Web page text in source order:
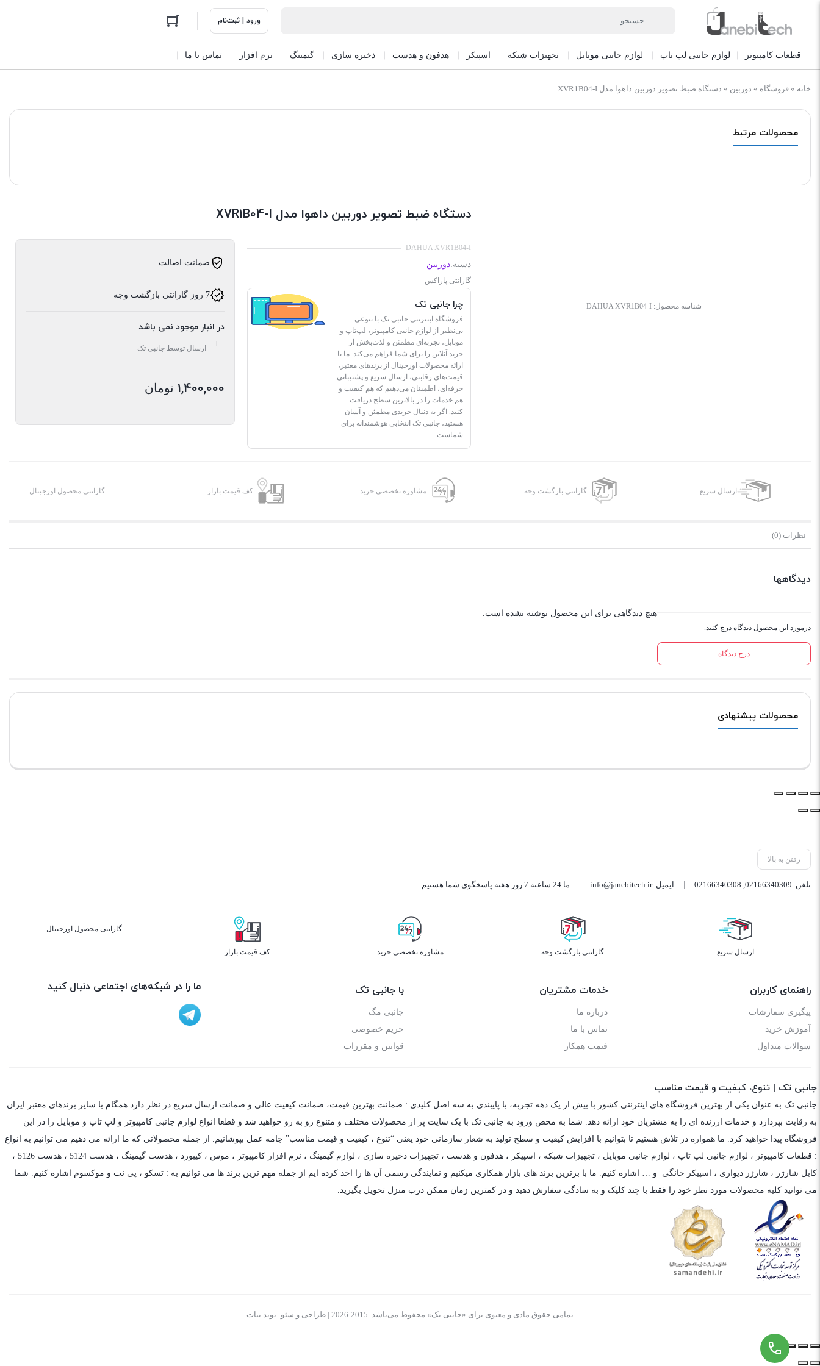
ورود | ثبت‌نام
قطعات کامپیوتر لوازم جانبی لپ تاپ لوازم جانبی موبایل تجهیزات شبکه اسپیکر هدفون و هدست ذخیره سازی گیمینگ نرم افزار تماس با ما
خانه » فروشگاه » دوربین » دستگاه ضبط تصویر دوربین داهوا مدل XVR1B04-I
محصولات مرتبط
شناسه محصول:DAHUA XVR1B04-I
دستگاه ضبط تصویر دوربین داهوا مدل XVR1B04-I
DAHUA XVR1B04-I
دسته:دوربین
گارانتی پاراکس
چرا جانبی تک
فروشگاه اینترنتی جانبی تک با تنوعی
بی‌نظیر از لوازم جانبی کامپیوتر، لپ‌تاپ و
موبایل، تجربه‌ای مطمئن و لذت‌بخش از
خرید آنلاین را برای شما فراهم می‌کند. ما با
ارائه محصولات اورجینال از برندهای معتبر،
قیمت‌های رقابتی، ارسال سریع و پشتیبانی
حرفه‌ای، اطمینان می‌دهیم که هم کیفیت و
هم خدمات را در بالاترین سطح دریافت
کنید. اگر به دنبال خریدی مطمئن و آسان
هستید، جانبی تک انتخابی هوشمندانه برای
شماست.
ضمانت اصالت
7 روز گارانتی بازگشت وجه
در انبار موجود نمی باشد
ارسال توسط جانبی تک
1,400,000 تومان
ارسال سریع گارانتی بازگشت وجه مشاوره تخصصی خرید کف قیمت بازار گارانتی محصول اورجینال
نظرات (0)
دیدگاهها
درمورد این محصول دیدگاه درج کنید.
درج دیدگاه
هیچ دیدگاهی برای این محصول نوشته نشده است.
محصولات پیشنهادی
رفتن به بالا
تلفن 02166340309
,
02166340308 ایمیلinfo@janebitech.ir ما 24 ساعته 7 روز هفته پاسخگوی شما هستیم.
ارسال سریع گارانتی بازگشت وجه مشاوره تخصصی خرید کف قیمت بازار
گارانتی محصول اورجینال
راهنمای کاربران
پیگیری سفارشات
آموزش خرید
سوالات متداول
خدمات مشتریان
درباره ما
تماس با ما
قیمت همکار
با جانبی تک
جانبی مگ
حریم خصوصی
قوانین و مقررات
ما را در شبکه‌های اجتماعی دنبال کنید
جانبی تک | تنوع، کیفیت و قیمت مناسب
جانبی تک به عنوان یکی از بهترین فروشگاه های اینترنتی کشور با بیش از یک دهه تجربه، با پایبندی به سه اصل کلیدی : ضمانت بهترین قیمت، ضمانت کیفیت عالی و ضمانت ارسال سریع در نظر دارد همگام با سایر برندهای معتبر ایران
به رقابت بپردازد و خدمات ارزنده ای را به مشتریان خود ارائه دهد. شما به محض ورود به جانبی تک با یک سایت پر از محصولات مختلف و متنوع رو به رو خواهید شد و قطعا انواع لوازم جانبی کامپیوتر و لپ تاپ و موبایل را در این
فروشگاه پیدا خواهید کرد. ما همواره در تلاش هستیم تا بتوانیم با افزایش کیفیت و سطح تولید به شعار سازمانی خود یعنی “تنوع ، کیفیت و قیمت مناسب” جامه عمل بپوشانیم. از جمله محصولاتی که ما ارائه می دهیم می توانیم به انواع
: قطعات کامپیوتر ، لوازم جانبی لپ تاپ ، لوازم جانبی موبایل ، تجهیزات شبکه ، اسپیکر ، هدفون و هدست ، تجهیزات ذخیره سازی ، لوازم گیمینگ ، نرم افزار کامپیوتر ، موس ، کیبورد ، هدست گیمینگ ، هدست 5124 ، هدست 5126 ،
کابل شارژر ، شارژر دیواری ، اسپیکر خانگی و … اشاره کنیم. ما با برترین برند های بازار همکاری میکنیم و نمایندگی رسمی آن ها را اخذ کرده ایم از جمله مهم ترین برند ها می توانیم به : تسکو ، پی نت و موکسوم اشاره کنیم. شما
می توانید کلیه محصولات مورد نظر خود را فقط با چند کلیک و به سادگی سفارش دهید و در کمترین زمان ممکن درب منزل تحویل بگیرید.
تمامی حقوق مادی و معنوی برای «جانبی تک» محفوظ می‌باشد. 2015-2026 | طراحی و سئو: نوید بیات